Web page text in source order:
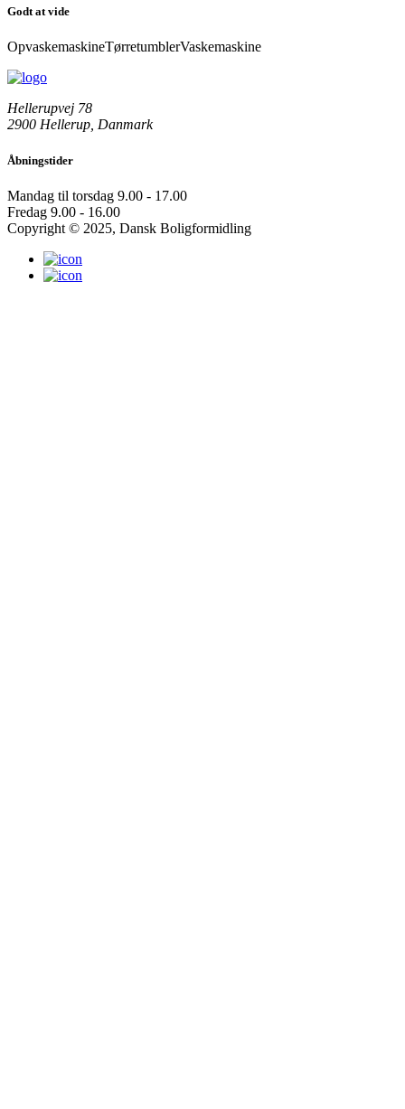
Godt at vide
OpvaskemaskineTørretumblerVaskemaskine
Hellerupvej 78
2900 Hellerup, Danmark
Åbningstider
Mandag til torsdag 9.00 - 17.00
Fredag 9.00 - 16.00
Copyright © 2025, Dansk Boligformidling